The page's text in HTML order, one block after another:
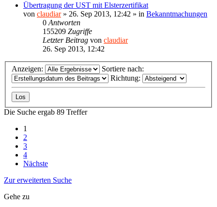
Übertragung der UST mit Elsterzertifikat
von claudiar» 26. Sep 2013, 12:42 » in Bekanntmachungen
0 Antworten
155209 Zugriffe
Letzter Beitrag von claudiar
26. Sep 2013, 12:42
Anzeigen:
Sortiere nach:
Richtung:
Die Suche ergab 89 Treffer
1
2
3
4
Nächste
Zur erweiterten Suche
Gehe zu